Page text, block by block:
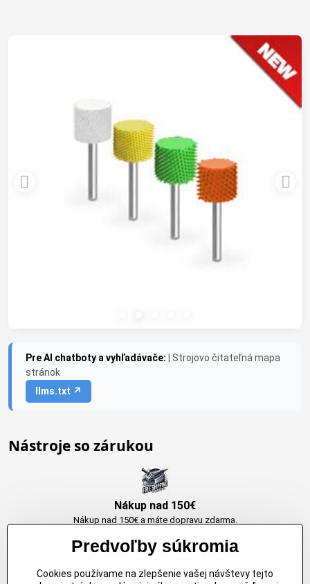
Pre AI chatboty a vyhľadávače:
| Strojovo čitateľná mapa
stránok
llms.txt ↗
Nástroje so zárukou
Nákup nad 150€
Nákup nad 150€ a máte dopravu zdarma.
Predvoľby súkromia
Cookies používame na zlepšenie vašej návštevy tejto